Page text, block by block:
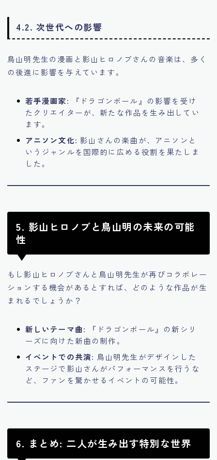
4.2. 次世代への影響
鳥山明先生の漫画と影山ヒロノブさんの音楽は、多く
の後進に影響を与えています。
若手漫画家: 『ドラゴンボール』の影響を受け
たクリエイターが、新たな作品を生み出してい
ます。
アニソン文化: 影山さんの楽曲が、アニソンと
いうジャンルを国際的に広める役割を果たしま
した。
5. 影山ヒロノブと鳥山明の未来の可能
性
もし影山ヒロノブさんと鳥山明先生が再びコラボレー
ションする機会があるとすれば、どのような作品が生
まれるでしょうか？
新しいテーマ曲: 『ドラゴンボール』の新シリ
ーズに向けた新曲の制作。
イベントでの共演: 鳥山明先生がデザインした
ステージで影山さんがパフォーマンスを行うな
ど、ファンを驚かせるイベントの可能性。
6. まとめ: 二人が生み出す特別な世界